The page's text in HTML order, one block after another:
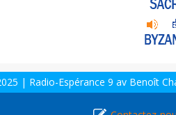
| Radio-Espérance 9 av Benoît